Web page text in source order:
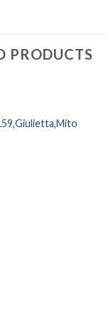
PRODUCTS